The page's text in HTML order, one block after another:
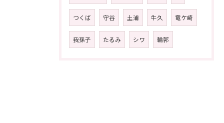
つくば 守谷 土浦 牛久 竜ケ崎
我孫子 たるみ シワ 輪郭